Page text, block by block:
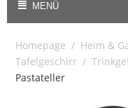
MENÜ
Homepage / Heim &
Tafelgeschirr /
Pastateller